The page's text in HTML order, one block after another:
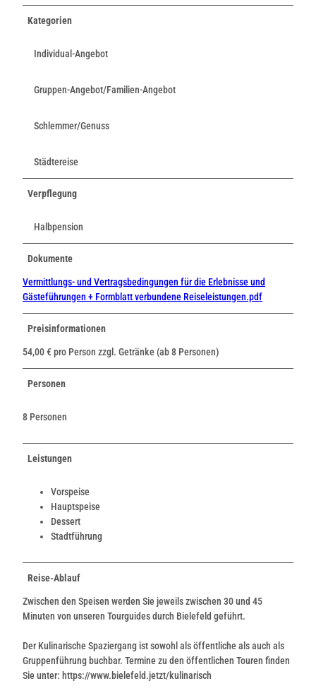
Kategorien
Individual-Angebot
Gruppen-Angebot/Familien-Angebot
Schlemmer/Genuss
Städtereise
Verpflegung
Halbpension
Dokumente
Vermittlungs- und Vertragsbedingungen für die Erlebnisse und
Gästeführungen + Formblatt verbundene Reiseleistungen.pdf
Preisinformationen
54,00 € pro Person zzgl. Getränke (ab 8 Personen)
Personen
8 Personen
Leistungen
Vorspeise
Hauptspeise
Dessert
Stadtführung
Reise-Ablauf
Zwischen den Speisen werden Sie jeweils zwischen 30 und 45
Minuten von unseren Tourguides durch Bielefeld geführt.
Der Kulinarische Spaziergang ist sowohl als öffentliche als auch als
Gruppenführung buchbar. Termine zu den öffentlichen Touren finden
Sie unter: https://www.bielefeld.jetzt/kulinarisch